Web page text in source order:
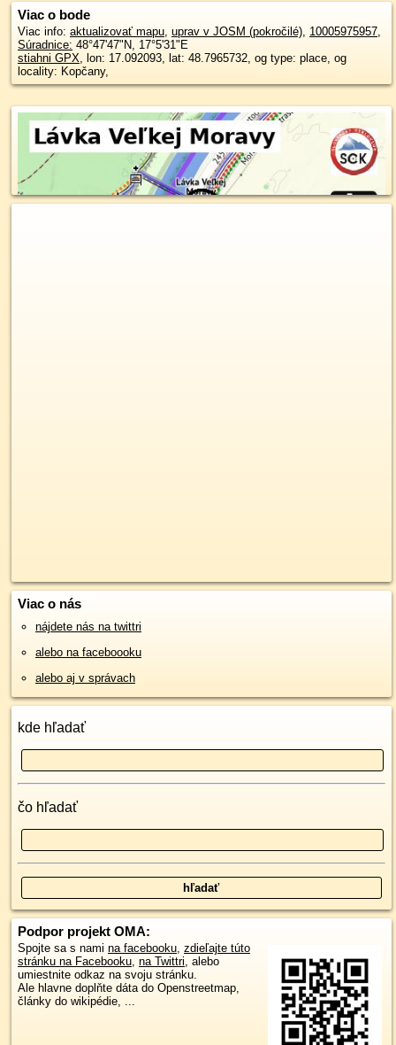
Viac o bode
Viac info: aktualizovať mapu, uprav v JOSM (pokročilé), 10005975957,
Súradnice: 48°47'47"N, 17°5'31"E
stiahni GPX, lon: 17.092093, lat: 48.7965732, og type: place, og
locality: Kopčany,
Viac o nás
nájdete nás na twittri
alebo na faceboooku
alebo aj v správach
kde hľadať
čo hľadať
Podpor projekt OMA:
Spojte sa s nami na facebooku, zdieľajte túto
stránku na Facebooku, na Twittri, alebo
umiestnite odkaz na svoju stránku.
Ale hlavne doplňte dáta do Openstreetmap,
články do wikipédie, ...